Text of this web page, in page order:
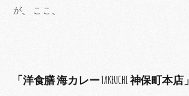
が、ここ、
「洋食膳 海カレー TAKEUCHI 神保町本店」